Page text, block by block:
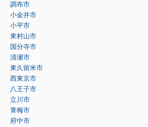
調布市
小金井市
小平市
東村山市
国分寺市
清瀬市
東久留米市
西東京市
八王子市
立川市
青梅市
府中市